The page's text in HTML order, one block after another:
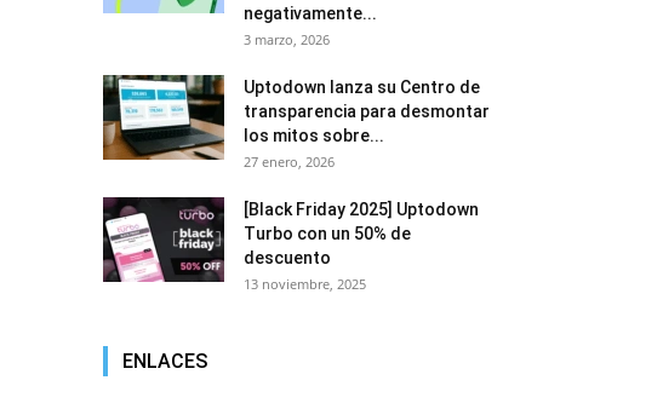
negativamente...
3 marzo, 2026
Uptodown lanza su Centro de
transparencia para desmontar
los mitos sobre...
27 enero, 2026
[Black Friday 2025] Uptodown
Turbo con un 50% de
descuento
13 noviembre, 2025
ENLACES